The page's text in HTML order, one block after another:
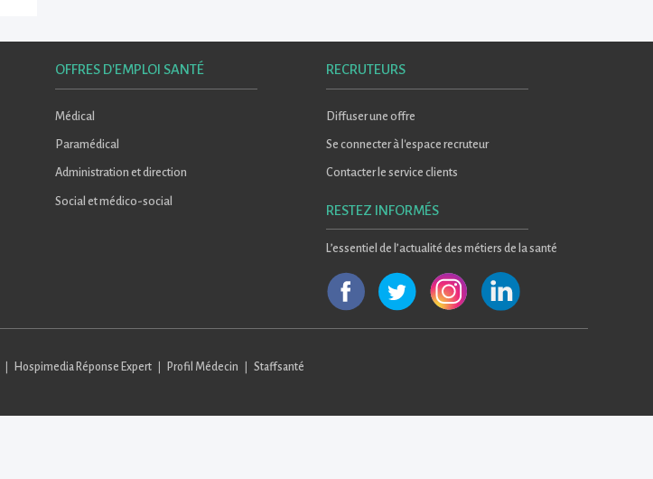
OFFRES D'EMPLOI SANTÉ
Médical
Paramédical
Administration et direction
Social et médico-social
RECRUTEURS
Diffuser une offre
Se connecter à l'espace recruteur
Contacter le service clients
RESTEZ INFORMÉS
L’essentiel de l’actualité des métiers de la santé
Hospimedia Réponse Expert Profil Médecin Staffsanté